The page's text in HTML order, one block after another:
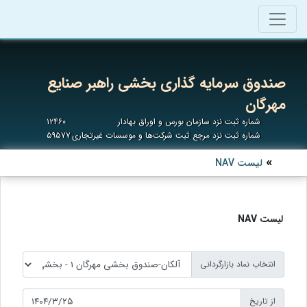
صندوق سرمایه گذاری بخشی راهبر صنایع
مهرگان
شماره ثبت نزد سازمان بورس و اوراق بهادار
۱۲۴۶۰
شماره ثبت نزد مرجع ثبت شرکت‌ها و موسسات غیرتجاری۵۹۵۷۷
لیست NAV
لیست NAV
انتخاب نماد بازارگردانی
از تاریخ